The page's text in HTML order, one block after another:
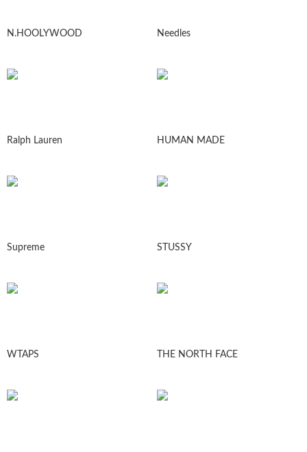
N.HOOLYWOOD Needles
Ralph Lauren HUMAN MADE
Supreme STUSSY
WTAPS THE NORTH FACE